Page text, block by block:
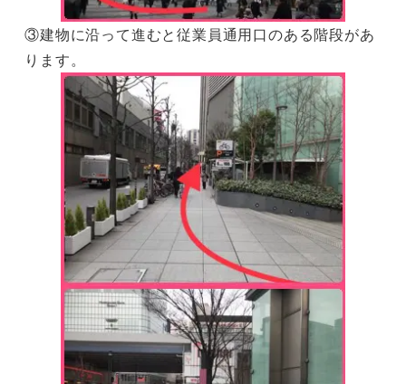
③建物に沿って進むと従業員通用口のある階段があ
ります。